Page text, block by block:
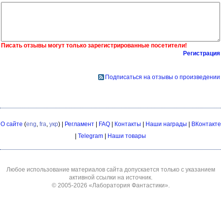
Писать отзывы могут только зарегистрированные посетители!
Регистрация
Подписаться на отзывы о произведении
О сайте (eng, fra, укр) | Регламент| FAQ| Контакты Наши награды
ВКонтакте
Telegram Наши товары
Любое использование материалов сайта допускается только с указанием
активной ссылки на источник.
© 2005-2026 «Лаборатория Фантастики».